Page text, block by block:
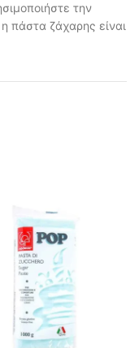
την
πάστα ζάχαρης είναι